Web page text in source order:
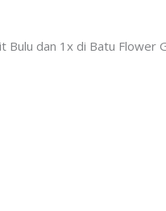
dan 1x di Batu Flower